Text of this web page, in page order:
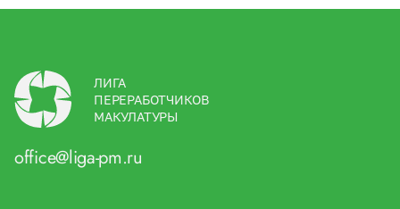
ЛИГА
ПЕРЕРАБОТЧИКОВ
МАКУЛАТУРЫ
office@liga-pm.ru